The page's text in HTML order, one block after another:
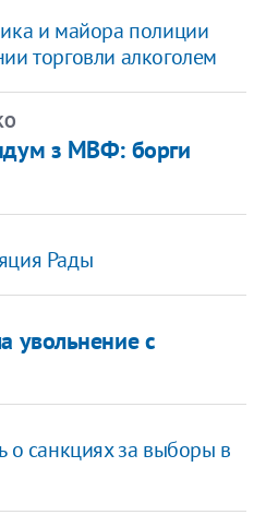
и майора полиции
торговли алкоголем
з МВФ: борги
Рады
увольнение с
о санкциях за выборы в